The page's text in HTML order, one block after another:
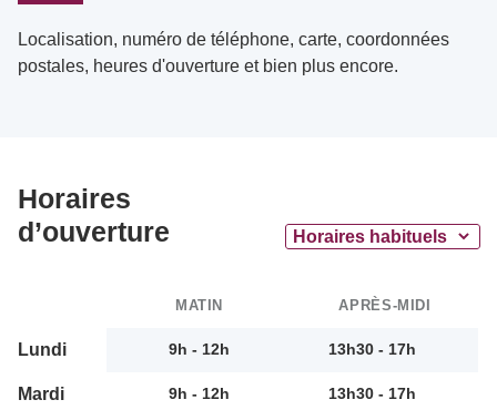
Localisation, numéro de téléphone, carte, coordonnées
postales, heures d'ouverture et bien plus encore.
Horaires
d’ouverture
MATIN APRÈS-MIDI
Lundi 9h - 12h 13h30 - 17h
Mardi 9h - 12h 13h30 - 17h